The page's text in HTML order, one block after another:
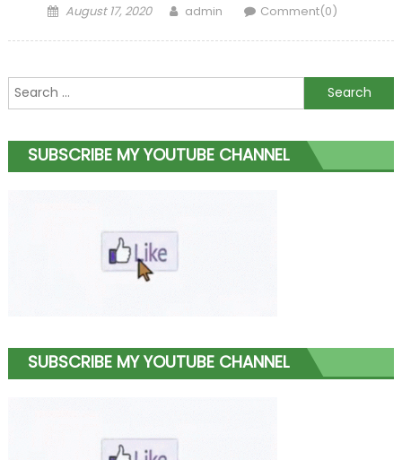
Posted
August 17, 2020 Author
admin Comment(0)
Search
for:
SUBSCRIBE MY YOUTUBE CHANNEL
SUBSCRIBE MY YOUTUBE CHANNEL